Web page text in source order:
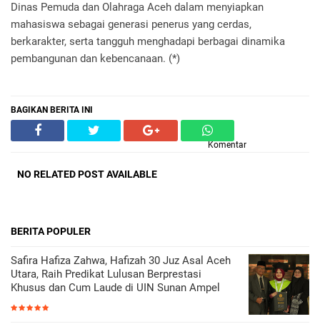
Dinas Pemuda dan Olahraga Aceh dalam menyiapkan
mahasiswa sebagai generasi penerus yang cerdas,
berkarakter, serta tangguh menghadapi berbagai dinamika
pembangunan dan kebencanaan. (*)
BAGIKAN BERITA INI
Komentar
NO RELATED POST AVAILABLE
BERITA POPULER
Safira Hafiza Zahwa, Hafizah 30 Juz Asal Aceh
Utara, Raih Predikat Lulusan Berprestasi
Khusus dan Cum Laude di UIN Sunan Ampel